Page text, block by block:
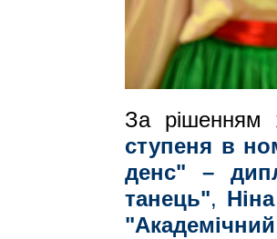
За рішенням
ступеня в
денс" –
танець",